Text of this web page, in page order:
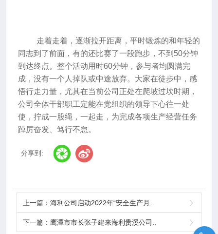
走着走着，逐渐拉开距离，平时锻炼的和年轻的
同志到了前面，有的还比赛了一段跑步，不到50分钟
到达终点。整个活动用时60分钟，参与者均圆满完
成，没有一个人掉队或中途放弃。大家在徒步中，感
悟行走力量，尤其在当前公司正处在爬坡过坎时期，
公司全体干部职工定能在党组织的领导下心往一处
使，拧成一股绳，一起走，为完成各项生产经营任务
踔厉奋发、笃行不怠。
分享到:
上一篇：海利公司启动2022年“安全生产月..
下一篇： 鹰潭市市长张子建来海利贵溪公司..